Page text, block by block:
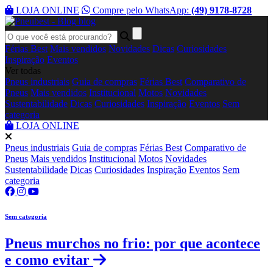
LOJA ONLINE Compre pelo WhatsApp: (49) 9178-8728
blog
Férias Best Mais vendidos Novidades Dicas Curiosidades
Inspiração Eventos
Ver todas
Pneus industriais Guia de compras Férias Best Comparativo de
Pneus Mais vendidos Institucional Motos Novidades
Sustentabilidade Dicas Curiosidades Inspiração Eventos Sem
categoria
LOJA ONLINE
Pneus industriais Guia de compras Férias Best Comparativo de
Pneus Mais vendidos Institucional Motos Novidades
Sustentabilidade Dicas Curiosidades Inspiração Eventos Sem
categoria
Sem categoria
Pneus murchos no frio: por que acontece
e como evitar